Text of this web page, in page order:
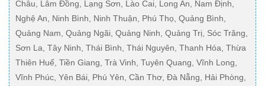
Châu, Lâm Đồng, Lạng Sơn, Lào Cai, Long An, Nam Định,
Nghệ An, Ninh Bình, Ninh Thuận, Phú Thọ, Quảng Bình,
Quảng Nam, Quảng Ngãi, Quảng Ninh, Quảng Trị, Sóc Trăng,
Sơn La, Tây Ninh, Thái Bình, Thái Nguyên, Thanh Hóa, Thừa
Thiên Huế, Tiền Giang, Trà Vinh, Tuyên Quang, Vĩnh Long,
Vĩnh Phúc, Yên Bái, Phú Yên, Cần Thơ, Đà Nẵng, Hải Phòng,